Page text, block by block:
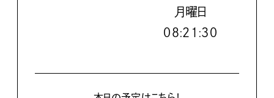
月曜日
０８:２１:３１